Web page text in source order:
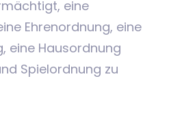
eine
Ehrenordnung, eine
eine Hausordnung
Spielordnung zu